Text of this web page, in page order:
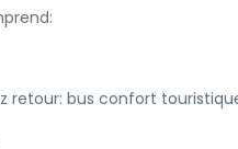
retour: bus confort